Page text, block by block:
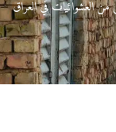
العشوائيات في العراق